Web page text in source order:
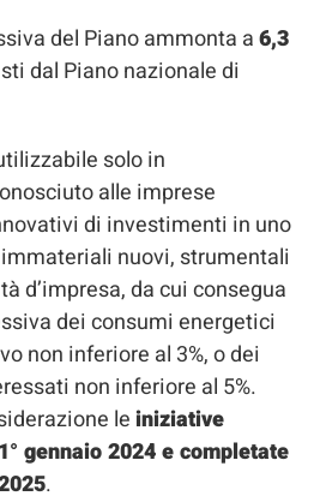
del Piano ammonta a6,3
dal Piano nazionale di
solo in
alle imprese
di investimenti in uno
nuovi, strumentali
d’impresa, da cui consegua
dei consumi energetici
non inferiore al 3%, o dei
non inferiore al 5%.
leiniziative
gennaio 2024 e completate
.